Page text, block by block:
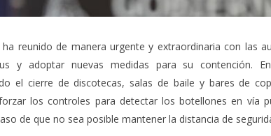
ha reunido de manera urgente y extraordinaria con las
y adoptar nuevas medidas para su contención.
el cierre de discotecas, salas de baile y bares de
los controles para detectar los botellones en vía
de que no sea posible mantener la distancia de